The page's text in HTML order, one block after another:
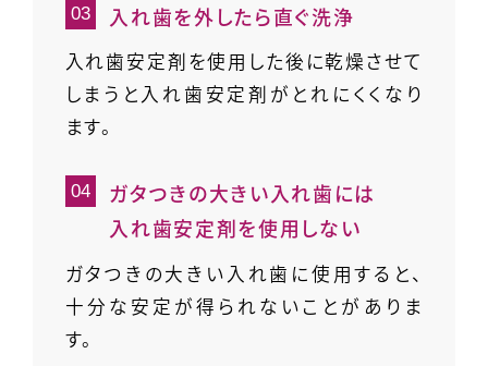
入れ歯を外したら直ぐ洗浄
入れ歯安定剤を使用した後に乾燥させて
しまうと入れ歯安定剤がとれにくくなり
ます。
ガタつきの大きい入れ歯には
入れ歯安定剤を使用しない
ガタつきの大きい入れ歯に使用すると、
十分な安定が得られないことがありま
す。